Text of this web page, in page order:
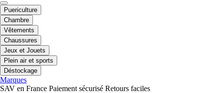
Puericulture
Chambre
Vêtements
Chaussures
Jeux et Jouets
Plein air et sports
Déstockage
Marques
SAV en France Paiement sécurisé Retours faciles